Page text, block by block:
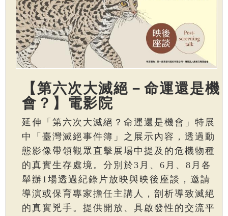
【第六次大滅絕－命運還是機
會？】電影院
延伸「第六次大滅絕？命運還是機會」特展
中「臺灣滅絕事件簿」之展示內容，透過動
態影像帶領觀眾直擊展場中提及的危機物種
的真實生存處境。分別於3月、6月、8月各
舉辦1場透過紀錄片放映與映後座談，邀請
導演或保育專家擔任主講人，剖析導致滅絕
的真實兇手。提供開放、具啟發性的交流平